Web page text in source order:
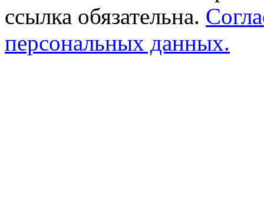
ссылка обязательна.
персональных данных.